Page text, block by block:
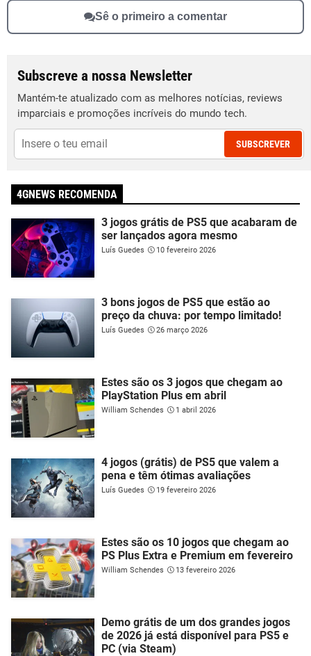
Sê o primeiro a comentar
Subscreve a nossa Newsletter
Mantém-te atualizado com as melhores notícias, reviews
imparciais e promoções incríveis do mundo tech.
SUBSCREVER
4GNEWS RECOMENDA
3 jogos grátis de PS5 que acabaram de
ser lançados agora mesmo
Luís Guedes 10 fevereiro 2026
3 bons jogos de PS5 que estão ao
preço da chuva: por tempo limitado!
Luís Guedes 26 março 2026
Estes são os 3 jogos que chegam ao
PlayStation Plus em abril
William Schendes 1 abril 2026
4 jogos (grátis) de PS5 que valem a
pena e têm ótimas avaliações
Luís Guedes 19 fevereiro 2026
Estes são os 10 jogos que chegam ao
PS Plus Extra e Premium em fevereiro
William Schendes 13 fevereiro 2026
Demo grátis de um dos grandes jogos
de 2026 já está disponível para PS5 e
PC (via Steam)